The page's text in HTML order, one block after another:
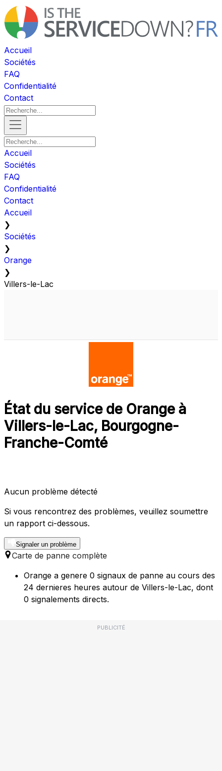
Accueil
Sociétés
FAQ
Confidentialité
Contact
Accueil
Sociétés
FAQ
Confidentialité
Contact
Accueil
❯
Sociétés
❯
Orange
❯
Villers-le-Lac
État du service de Orange à
Villers-le-Lac, Bourgogne-
Franche-Comté
Aucun problème détecté
Si vous rencontrez des problèmes, veuillez soumettre
un rapport ci-dessous.
Signaler un problème
Carte de panne complète
Orange a genere 0 signaux de panne au cours des
24 dernieres heures autour de Villers-le-Lac, dont
0 signalements directs.
PUBLICITÉ